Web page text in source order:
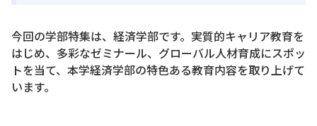
今回の学部特集は、経済学部です。実質的キャリア教育を
はじめ、多彩なゼミナール、グローバル人材育成にスポッ
トを当て、本学経済学部の特色ある教育内容を取り上げて
います。